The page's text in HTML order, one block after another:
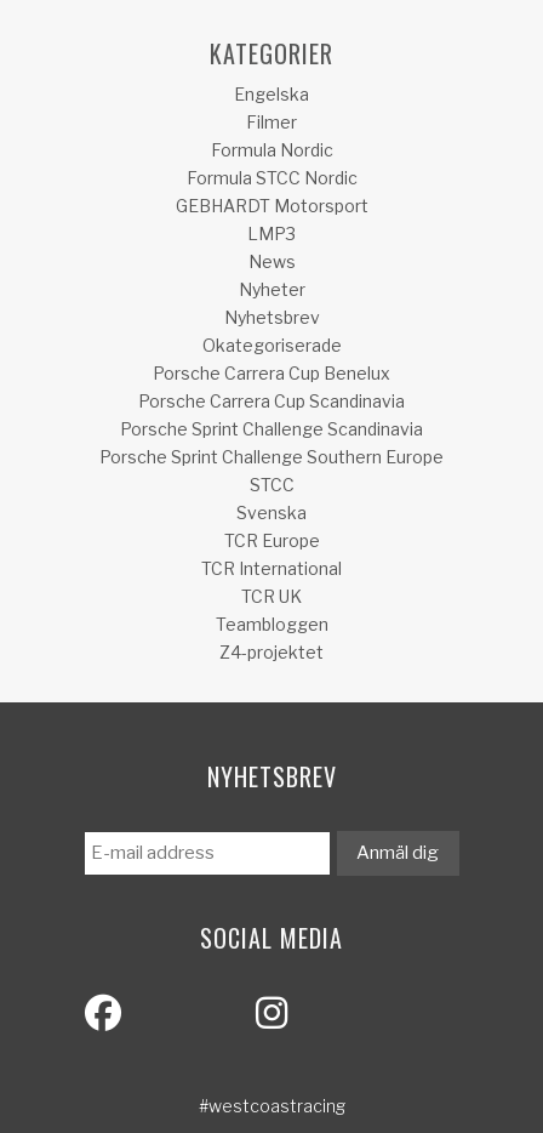
KATEGORIER
Engelska
Filmer
Formula Nordic
Formula STCC Nordic
GEBHARDT Motorsport
LMP3
News
Nyheter
Nyhetsbrev
Okategoriserade
Porsche Carrera Cup Benelux
Porsche Carrera Cup Scandinavia
Porsche Sprint Challenge Scandinavia
Porsche Sprint Challenge Southern Europe
STCC
Svenska
TCR Europe
TCR International
TCR UK
Teambloggen
Z4-projektet
NYHETSBREV
SOCIAL MEDIA
#westcoastracing